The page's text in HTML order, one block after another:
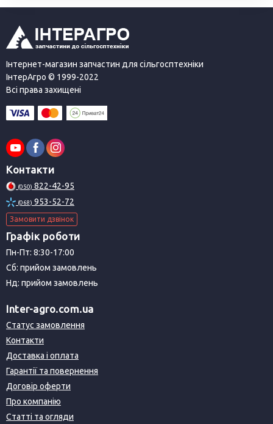
Інтернет-магазин запчастин для сільгосптехніки
ІнтерАгро © 1999-2022
Всі права захищені
Контакти
(050) 822-42-95
(068) 953-52-72
Замовити дзвінок
Графік роботи
Пн-Пт: 8:30-17:00
Сб: прийом замовлень
Нд: прийом замовлень
Inter-agro.com.ua
Статус замовлення
Контакти
Доставка і оплата
Гарантії та повернення
Договір оферти
Про компанію
Статті та огляди